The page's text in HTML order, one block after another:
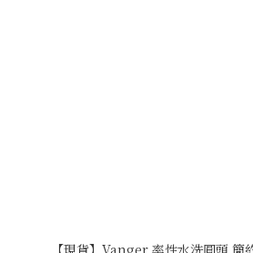
【現貨】Vanger 率性水洗圓頭 簡